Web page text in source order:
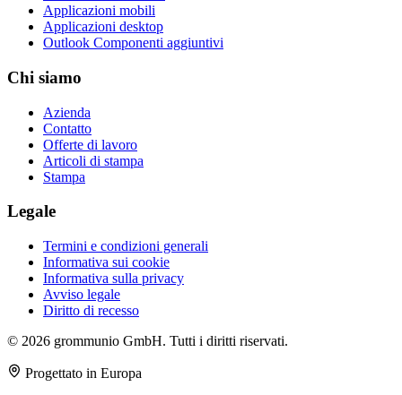
Applicazioni mobili
Applicazioni desktop
Outlook Componenti aggiuntivi
Chi siamo
Azienda
Contatto
Offerte di lavoro
Articoli di stampa
Stampa
Legale
Termini e condizioni generali
Informativa sui cookie
Informativa sulla privacy
Avviso legale
Diritto di recesso
© 2026 grommunio GmbH. Tutti i diritti riservati.
Progettato in Europa